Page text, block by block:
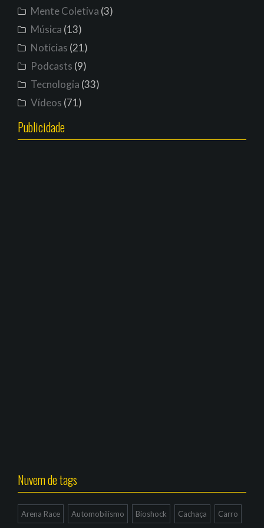
Mente Coletiva (3)
Música (13)
Notícias (21)
Podcasts (9)
Tecnologia (33)
Vídeos (71)
Publicidade
Nuvem de tags
Arena Race Automobilismo Bioshock Cachaça Carro